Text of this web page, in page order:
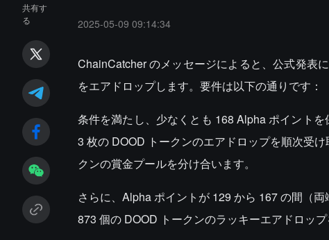
共有す
る
2025-05-09 09:14:34
ChainCatcher のメッセージによると、公式発表
をエアドロップします。要件は以下の通りです：
条件を満たし、少なくとも 168 Alpha ポイント
3 枚の DOOD トークンのエアドロップを順次受
クンの賞金プールを分け合います。
さらに、Alpha ポイントが 129 から 167 の間（
873 個の DOOD トークンのラッキーエアドロップ